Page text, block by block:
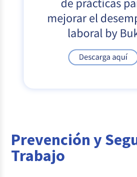
Prevención y
Trabajo